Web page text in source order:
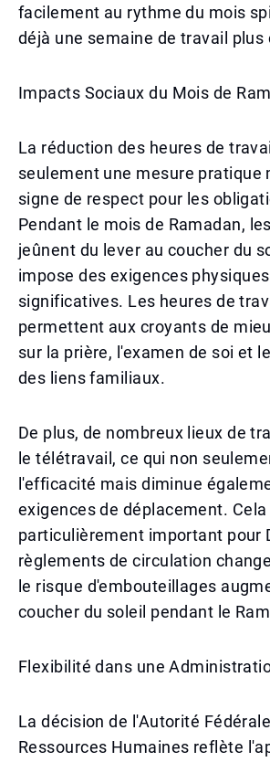
facilement au rythme du mois
déjà une semaine de travail plus
Impacts Sociaux du Mois de
La réduction des heures de
seulement une mesure pratique
signe de respect pour les
Pendant le mois de Ramadan,
jeûnent du lever au coucher du
impose des exigences
significatives. Les heures de
permettent aux croyants de
sur la prière, l'examen de soi et
des liens familiaux.
De plus, de nombreux lieux de
le télétravail, ce qui non
l'efficacité mais diminue
exigences de déplacement.
particulièrement important pour
règlements de circulation
le risque d'embouteillages
coucher du soleil pendant le
Flexibilité dans une
La décision de l'Autorité
Ressources Humaines reflète